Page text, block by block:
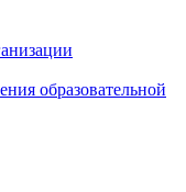
образовательной